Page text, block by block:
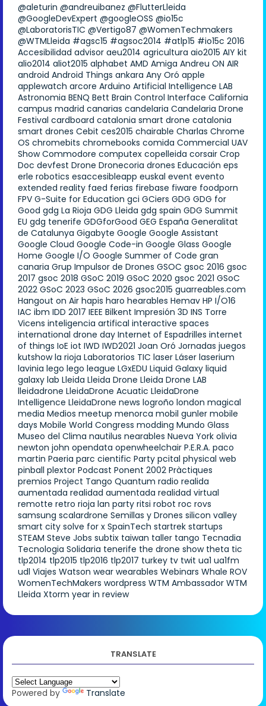
@aleturin @andreuibanez @FlutterLleida
@GoogleDevExpert @googleOSS @io15c
@LaboratorisTIC @Vertigo87 @WomenTechmakers
@WTMLleida #agsc15 #agsoc2014 #atlp15 #io15c 2016
Accesibilidad advisor aeu2014 agricultura aio2015 AIY kit
alio2014 aliot2015 alphabet AMD Amiga Andreu ON AIR
android Android Things ankara Any Oró apple
applewatch arcore Arduino Artificial Intelligence LAB
Astronomia BENQ Bett Brain Control Interface California
campus madrid canarias candelaria Candelaria Drone
Festival cardboard catalonia smart drone catalonia
smart drones Cebit ces2015 chairable Charlas Chrome
OS chromebits chromebooks comida Commercial UAV
Show Commodore computex copelleida corsair Crop
Doc devfest Drone Dronecoria drones Educación eps
erle robotics esaccesibleapp euskal event evento
extended reality faed ferias firebase fiware foodporn
FPV G-Suite for Education gci GCiers GDG GDG for
Good gdg La Rioja GDG Lleida gdg spain GDG Summit
EU gdg tenerife GDGforGood GEG España Generalitat
de Catalunya Gigabyte Google Google Assistant
Google Cloud Google Code-in Google Glass Google
Home Google I/O Google Summer of Code gran
canaria Grup Impulsor de Drones GSOC gsoc 2016 gsoc
2017 gsoc 2018 GSoC 2019 GSoC 2020 gsoc 2021 GSoC
2022 GSoC 2023 GSoC 2026 gsoc2015 guarreables.com
Hangout on Air hapis haro hearables Hemav HP I/O16
IAC ibm IDD 2017 IEEE Bilkent Impresión 3D INS Torre
Vicens inteligencia artifical interactive spaces
international drone day Internet of Espadrilles internet
of things IoE iot IWD IWD2021 Joan Oró Jornadas juegos
kutshow la rioja Laboratorios TIC laser Láser laserium
lavinia lego lego league LGxEDU Liquid Galaxy liquid
galaxy lab Lleida Lleida Drone Lleida Drone LAB
lleidadrone LleidaDrone Acuatic LleidaDrone
Intelligence LleidaDrone news logroño london magical
media Medios meetup menorca mobil gunler mobile
days Mobile World Congress modding Mundo Glass
Museo del Clima nautilus nearables Nueva York olivia
newton john opendata openwheelchair P.E.R.A. paco
martin Paeria parc cientific Party pcital physical web
pinball plextor Podcast Ponent 2002 Pràctiques
premios Project Tango Quantum radio realida
aumentada realidad aumentada realidad virtual
remotte retro rioja lan party ritsi robot roc rovs
samsung scalardrone Semillas y Drones silicon valley
smart city solve for x SpainTech startrek startups
STEAM Steve Jobs subtix taiwan taller tango Tecnadia
Tecnologia Solidaria tenerife the drone show theta tic
tlp2014 tlp2015 tlp2016 tlp2017 turkey tv twit ua1 ua1fm
udl Viajes Watson wear wearables Webinars Whale ROV
WomenTechMakers wordpress WTM Ambassador WTM
Lleida Xtorm year in review
TRANSLATE
Powered by Translate